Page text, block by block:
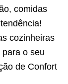
comidas
cozinheiras
o seu
de Confort